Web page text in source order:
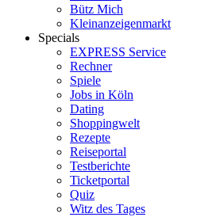
Bütz Mich
Kleinanzeigenmarkt
Specials
EXPRESS Service
Rechner
Spiele
Jobs in Köln
Dating
Shoppingwelt
Rezepte
Reiseportal
Testberichte
Ticketportal
Quiz
Witz des Tages